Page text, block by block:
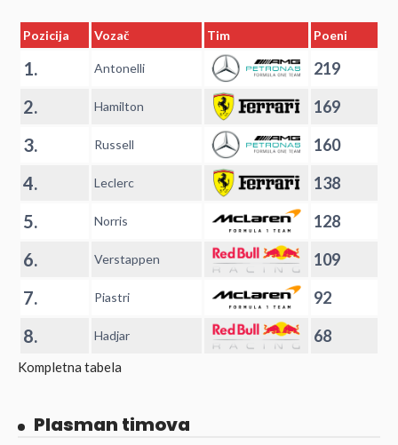
Pozicija Vozač Tim Poeni
1. Antonelli 219
2. Hamilton 169
3. Russell 160
4. Leclerc 138
5. Norris 128
6. Verstappen 109
7. Piastri 92
8. Hadjar 68
Kompletna tabela
Plasman timova